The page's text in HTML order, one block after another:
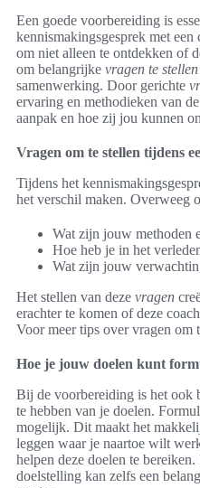
Een goede voorbereiding is
kennismakingsgesprek met
om niet alleen te ontdekken of
om belangrijke vragen te stellen
samenwerking. Door gerichte
ervaring en methodieken van
aanpak en hoe zij jou kunnen
Vragen om te stellen tijdens
Tijdens het
het verschil maken. Overweeg
Wat zijn jouw methoden
Hoe heb je in het
Wat zijn jouw
Het stellen van deze vragen
erachter te komen of deze
Voor meer tips over vragen om
Hoe je jouw doelen kunt
Bij de voorbereiding is het ook
te hebben van je doelen.
mogelijk. Dit maakt het
leggen waar je naartoe wilt
helpen deze doelen te
doelstelling kan zelfs een